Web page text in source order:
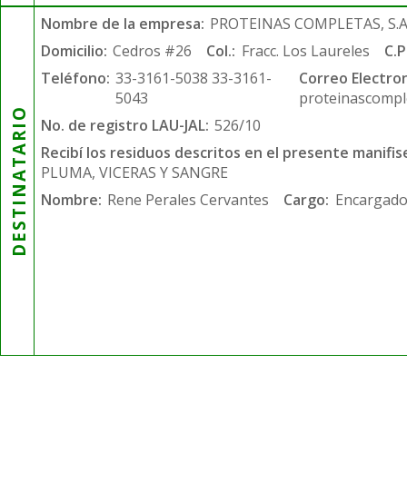
DESTINATARIO
Nombre de la empresa: PROTEINAS COMPLETAS,
Domicilio: Cedros #26 Col.: Fracc. Los Laureles
Teléfono: 33-3161-5038 33-3161-
5043
Correo
No. de registro LAU-JAL: 526/10
Recibí los residuos descritos en el presente
PLUMA, VICERAS Y SANGRE
Nombre: Rene Perales Cervantes Cargo: